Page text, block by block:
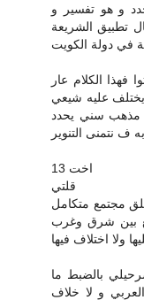
و هو تفسير و
تطبيق الشريعة
في دولة الكويت
الكلام عار
يختلف عليه شيعي
مذهب سني يحدد
ف نتمنى التنوير
اخت 13
قلتي
مجتمع متكامل
بين شرق وغرب
ولا اختلاف فيها
بالضبط ما
و لا خلاف